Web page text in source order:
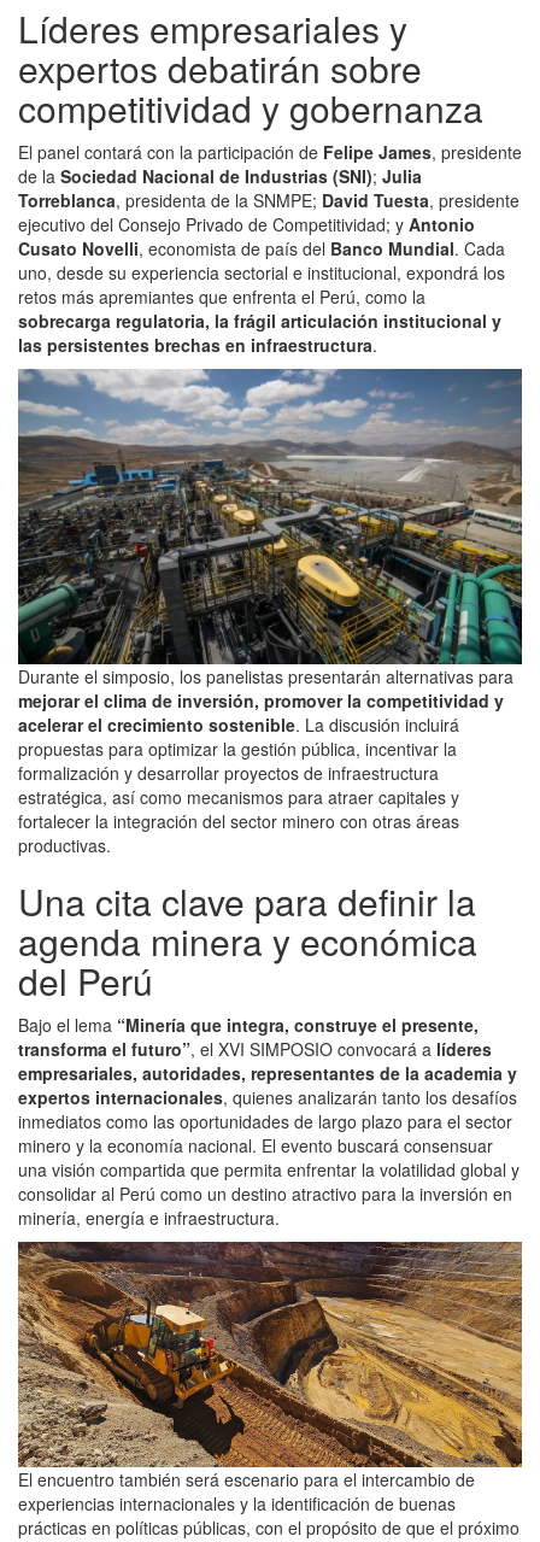
Líderes empresariales y
expertos debatirán sobre
competitividad y gobernanza
El panel contará con la participación de Felipe James, presidente
de la Sociedad Nacional de Industrias (SNI); Julia
Torreblanca, presidenta de la SNMPE; David Tuesta, presidente
ejecutivo del Consejo Privado de Competitividad; y Antonio
Cusato Novelli, economista de país del Banco Mundial. Cada
uno, desde su experiencia sectorial e institucional, expondrá los
retos más apremiantes que enfrenta el Perú, como la
sobrecarga regulatoria, la frágil articulación institucional y
las persistentes brechas en infraestructura.
Durante el simposio, los panelistas presentarán alternativas para
mejorar el clima de inversión, promover la competitividad y
acelerar el crecimiento sostenible. La discusión incluirá
propuestas para optimizar la gestión pública, incentivar la
formalización y desarrollar proyectos de infraestructura
estratégica, así como mecanismos para atraer capitales y
fortalecer la integración del sector minero con otras áreas
productivas.
Una cita clave para definir la
agenda minera y económica
del Perú
Bajo el lema “Minería que integra, construye el presente,
transforma el futuro”, el XVI SIMPOSIO convocará a líderes
empresariales, autoridades, representantes de la academia y
expertos internacionales, quienes analizarán tanto los desafíos
inmediatos como las oportunidades de largo plazo para el sector
minero y la economía nacional. El evento buscará consensuar
una visión compartida que permita enfrentar la volatilidad global y
consolidar al Perú como un destino atractivo para la inversión en
minería, energía e infraestructura.
El encuentro también será escenario para el intercambio de
experiencias internacionales y la identificación de buenas
prácticas en políticas públicas, con el propósito de que el próximo